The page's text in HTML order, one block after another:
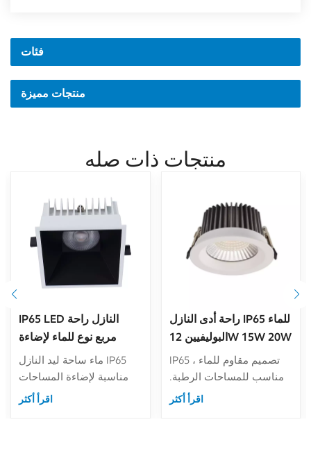
فئات
منتجات مميزة
منتجات ذات صله
IP65 LED النازل راحة
مربع نوع للماء لإضاءة
المشروع 15W 20W 30W
40W
ماء ساحة ليد النازل IP65
مناسبة لإضاءة المساحات
الرطبة.مقلاة قابلة للتبديل
اقرأ أكثر
راحة أدى النازل IP65 للماء
البوليفيين 12W 15W 20W
30W 40W للإضاءة شبه
الخارجية
IP65 تصميم مقاوم للماء ،
مناسب للمساحات الرطبة.
جولة ومربع جزءا لا يتجزأ من
اقرأ أكثر